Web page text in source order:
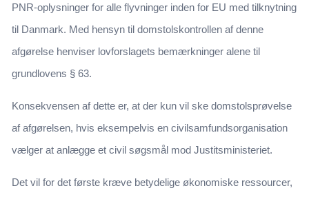
PNR-oplysninger for alle flyvninger inden for EU med tilknytning
til Danmark. Med hensyn til domstolskontrollen af denne
afgørelse henviser lovforslagets bemærkninger alene til
grundlovens § 63.
Konsekvensen af dette er, at der kun vil ske domstolsprøvelse
af afgørelsen, hvis eksempelvis en civilsamfundsorganisation
vælger at anlægge et civil søgsmål mod Justitsministeriet.
Det vil for det første kræve betydelige økonomiske ressourcer,